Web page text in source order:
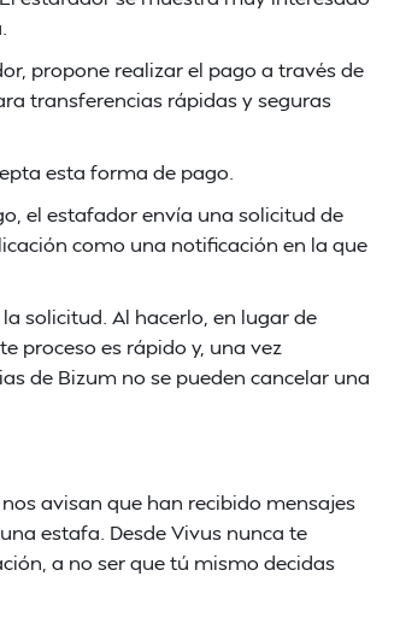
propone realizar el pago a través de
transferencias rápidas y seguras
esta forma de pago.
el estafador envía una solicitud de
como una notificación en la que
solicitud. Al hacerlo, en lugar de
proceso es rápido y, una vez
de Bizum no se pueden cancelar una
avisan que han recibido mensajes
estafa. Desde Vivus nunca te
a no ser que tú mismo decidas